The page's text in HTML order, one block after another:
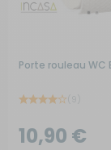
Porte rouleau WC
10,90 €